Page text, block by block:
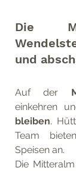
Die
und
Auf der
einkehren
bleiben.
Team
Speisen an.
Die